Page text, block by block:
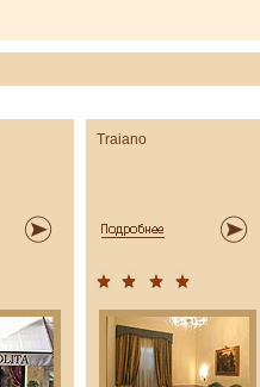
Traiano